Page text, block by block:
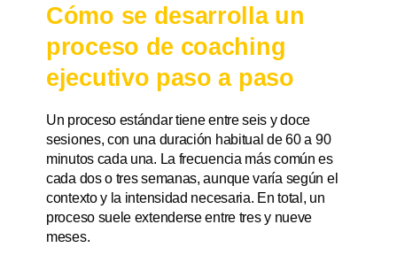
Cómo se desarrolla un
proceso de coaching
ejecutivo paso a paso
Un proceso estándar tiene entre seis y doce
sesiones, con una duración habitual de 60 a 90
minutos cada una. La frecuencia más común es
cada dos o tres semanas, aunque varía según el
contexto y la intensidad necesaria. En total, un
proceso suele extenderse entre tres y nueve
meses.